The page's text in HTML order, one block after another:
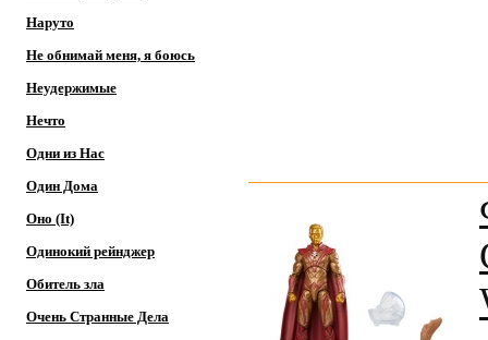
Наруто
Не обнимай меня, я боюсь
Неудержимые
Нечто
Одни из Нас
Один Дома
Оно (It)
Одинокий рейнджер
Обитель зла
Очень Странные Дела